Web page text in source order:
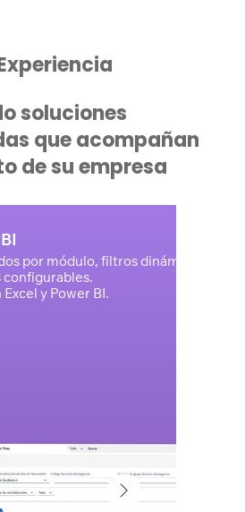
soluciones
que acompañan
de su empresa
por módulo, filtros dinámicos y drill-
configurables.
y Power BI.